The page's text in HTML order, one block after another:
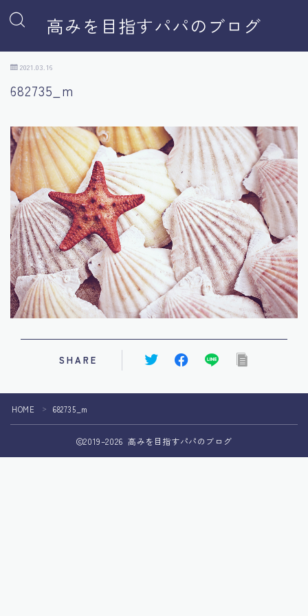
高みを目指すパパのブログ
2021.03.16
682735_m
SHARE
HOME ＞ 682735_m
2019–2026 高みを目指すパパのブログ